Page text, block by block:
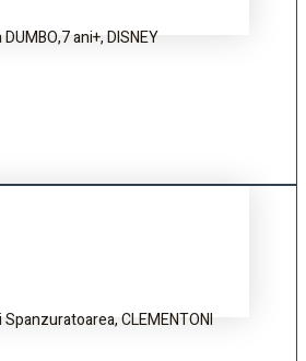
ani+, DISNEY
CLEMENTONI